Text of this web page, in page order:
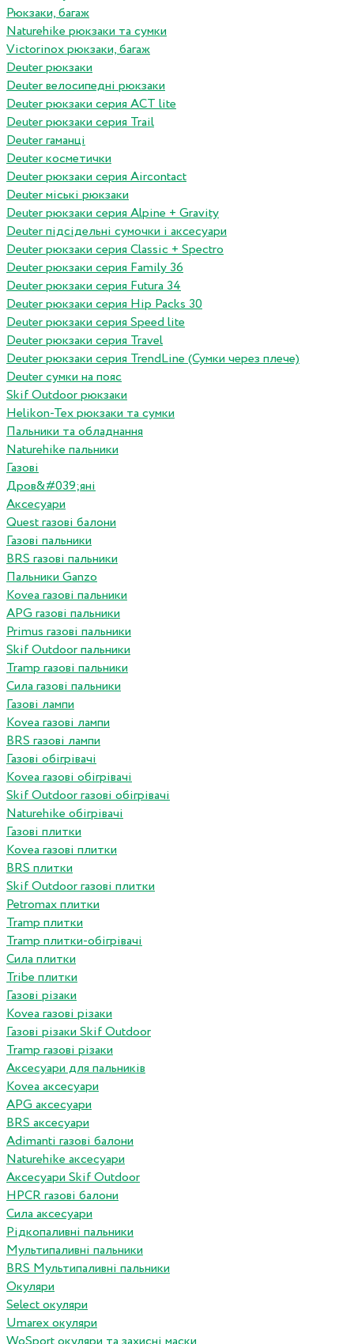
Рюкзаки, багаж
Naturehike рюкзаки та сумки
Victorinox рюкзаки, багаж
Deuter рюкзаки
Deuter велосипедні рюкзаки
Deuter рюкзаки серия ACT lite
Deuter рюкзаки серия Trail
Deuter гаманці
Deuter косметички
Deuter рюкзаки серия Aircontact
Deuter міські рюкзаки
Deuter рюкзаки серия Alpine + Gravity
Deuter підсідельні сумочки і аксесуари
Deuter рюкзаки серия Classic + Spectro
Deuter рюкзаки серия Family 36
Deuter рюкзаки серия Futura 34
Deuter рюкзаки серия Hip Packs 30
Deuter рюкзаки серия Speed lite
Deuter рюкзаки серия Travel
Deuter рюкзаки серия TrendLine (Сумки через плече)
Deuter сумки на пояс
Skif Outdoor рюкзаки
Helikon-Tex рюкзаки та сумки
Пальники та обладнання
Naturehike пальники
Газові
Дров&#039;яні
Аксесуари
Quest газові балони
Газові пальники
BRS газові пальники
Пальники Ganzo
Kovea газові пальники
APG газові пальники
Primus газові пальники
Skif Outdoor пальники
Tramp газові пальники
Сила газові пальники
Газові лампи
Kovea газові лампи
BRS газові лампи
Газові обігрівачі
Kovea газові обігрівачі
Skif Outdoor газові обігрівачі
Naturehike обігрівачі
Газові плитки
Kovea газові плитки
BRS плитки
Skif Outdoor газові плитки
Petromax плитки
Tramp плитки
Tramp плитки-обігрівачі
Сила плитки
Tribe плитки
Газові різаки
Kovea газові різаки
Газові різаки Skif Outdoor
Tramp газові різаки
Аксесуари для пальників
Kovea аксесуари
APG аксесуари
BRS аксесуари
Adimanti газові балони
Naturehike аксесуари
Аксесуари Skif Outdoor
HPCR газові балони
Сила аксесуари
Рідкопаливні пальники
Мультипаливні пальники
BRS Мультипаливні пальники
Окуляри
Select окуляри
Umarex окуляри